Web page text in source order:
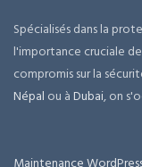
Spécialisés dans la
l'importance cruciale
compromis sur la
Népal ou àDubai, on